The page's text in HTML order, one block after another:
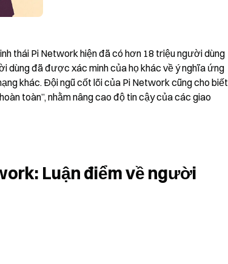
thái Pi Network hiện đã có hơn 18 triệu người dùng
dùng đã được xác minh của họ khác về ý nghĩa ứng
khác. Đội ngũ cốt lõi của Pi Network cũng cho biết
toàn”, nhằm nâng cao độ tin cậy của các giao
Luận điểm về người